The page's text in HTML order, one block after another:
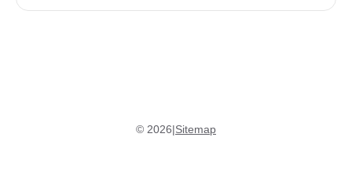
© 2026|Sitemap